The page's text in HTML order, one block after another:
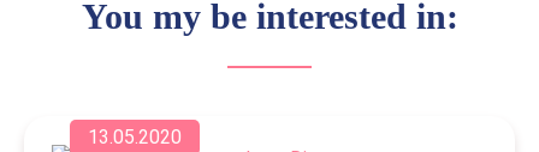
You my be interested in:
13.05.2020